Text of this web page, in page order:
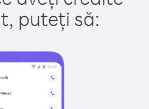
puteți să: